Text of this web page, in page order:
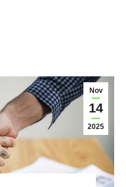
Nov
14
2025